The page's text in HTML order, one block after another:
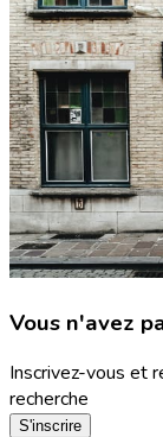
Vous n'avez
Inscrivez-vous et
recherche
S'inscrire